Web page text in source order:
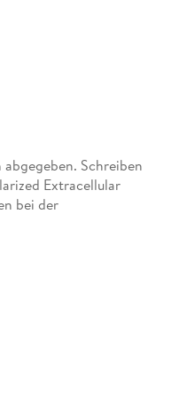
Schreiben
Extracellular
bei der